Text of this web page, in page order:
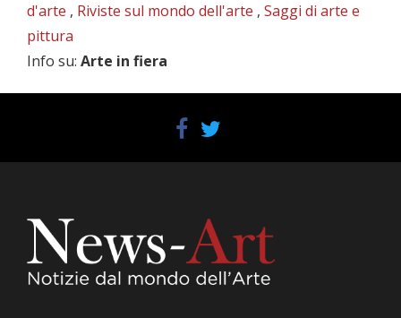
d'arte , Riviste sul mondo dell'arte , Saggi di arte e
pittura
Info su: Arte in fiera